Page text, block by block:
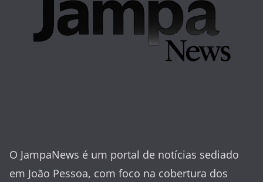
O JampaNews é um portal de notícias sediado
em João Pessoa, com foco na cobertura dos